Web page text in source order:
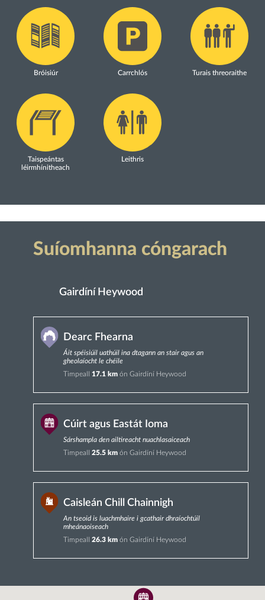
Bróisiúr Carrchlós Turais threoraithe
Taispeántas
léirmhínitheach
Leithris
Suíomhanna cóngarach
Gairdíní Heywood
Dearc Fhearna
Áit spéisiúil uathúil ina dtagann an stair agus an
gheolaíocht le chéile
Timpeall 17.1 km ón Gairdíní Heywood
Cúirt agus Eastát Ioma
Sárshampla den ailtireacht nuachlasaiceach
Timpeall 25.5 km ón Gairdíní Heywood
Caisleán Chill Chainnigh
An tseoid is luachmhaire i gcathair dhraíochtúil
mheánaoiseach
Timpeall 26.3 km ón Gairdíní Heywood